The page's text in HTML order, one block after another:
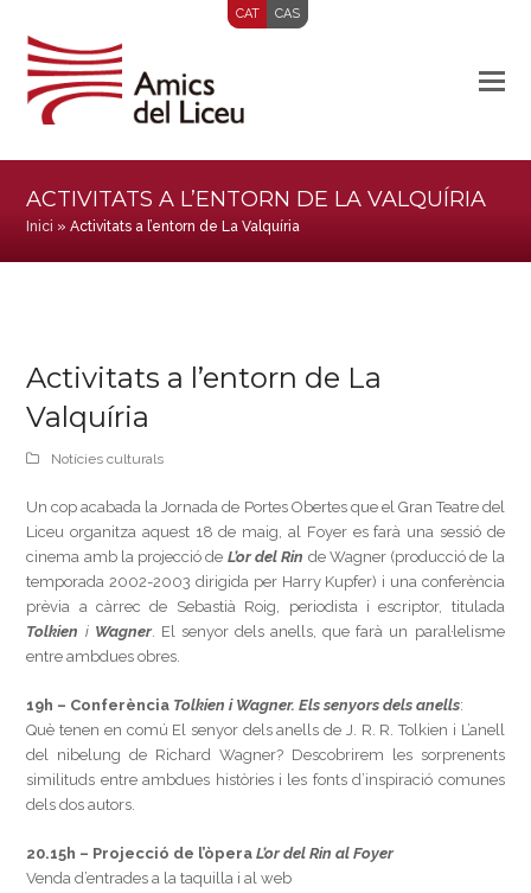
CAT CAS
ACTIVITATS A L’ENTORN DE LA VALQUÍRIA
Inici »Activitats a l’entorn de La Valquíria
Activitats a l’entorn de La
Valquíria
Notícies culturals
Un cop acabada la Jornada de Portes Obertes que el Gran Teatre del
Liceu organitza aquest 18 de maig, al Foyer es farà una sessió de
cinema amb la projecció de L’or del Rin de Wagner (producció de la
temporada 2002-2003 dirigida per Harry Kupfer) i una conferència
prèvia a càrrec de Sebastià Roig, periodista i escriptor, titulada
Tolkien i Wagner. El senyor dels anells, que farà un paral·lelisme
entre ambdues obres.
19h – Conferència Tolkien i Wagner. Els senyors dels anells:
Què tenen en comú El senyor dels anells de J. R. R. Tolkien i L’anell
del nibelung de Richard Wagner? Descobrirem les sorprenents
similituds entre ambdues històries i les fonts d’inspiració comunes
dels dos autors.
20.15h – Projecció de l’òperaL’or del Rin al Foyer
Venda d’entrades a la taquilla i al web